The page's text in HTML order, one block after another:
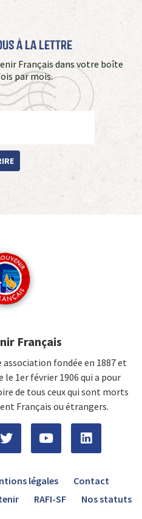
à La Lettre
Français dans votre boîte
par mois.
Français
association fondée en 1887 et
1er février 1906 qui a pour
de tous ceux qui sont morts
Français ou étrangers.
légales
Contact
RAFI-SF Nos statuts